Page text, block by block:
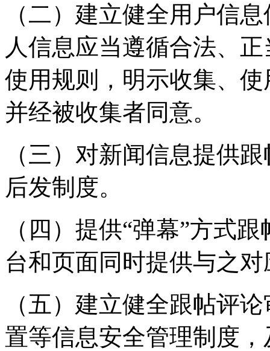
（二）建立健全用户信
人信息应当遵循合法、
使用规则，明示收集、
并经被收集者同意。
（三）对新闻信息提供
后发制度。
（四）提供“弹幕”方式
台和页面同时提供与之
（五）建立健全跟帖评
置等信息安全管理制度